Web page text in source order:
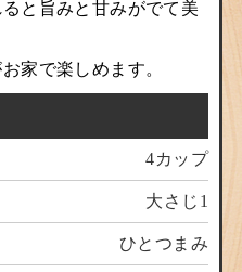
と旨みと甘みがでて美
家で楽しめます。
4カップ
大さじ1
ひとつまみ